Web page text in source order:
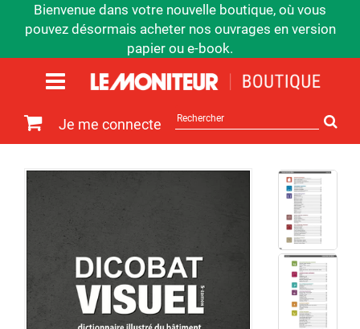
Bienvenue dans votre nouvelle boutique, où vous
pouvez désormais acheter nos ouvrages en version
papier ou e-book.
Je me connecte
sur
le